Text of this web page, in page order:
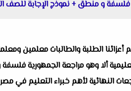
و منطق + نموذج الإجابة للصف الثالث
أعزائنا الطلبة والطالبات معلمين
ألا وهومراجعة الجمهورية فلسفة و
النهائية لأهم خبراء التعليم في